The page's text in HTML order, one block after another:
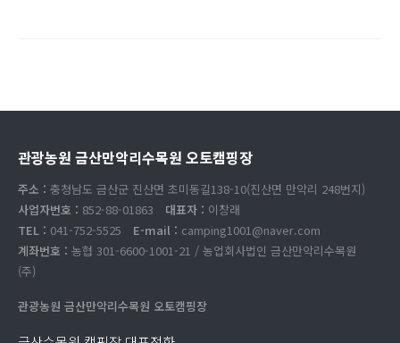
관광농원 금산만악리수목원 오토캠핑장
주소 : 충청남도 금산군 진산면 초미동길138-10(진산면 만악리 248번지)
사업자번호 : 852-88-01863 대표자 : 이창래
TEL : 041-752-5525 E-mail : camping1001@naver.com
계좌번호 : 농협 301-6600-1001-21 / 농업회사법인 금산만악리수목원
(주)
관광농원 금산만악리수목원 오토캠핑장